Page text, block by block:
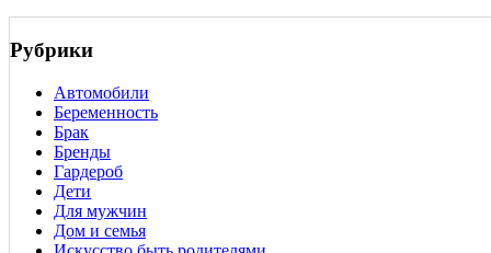
Рубрики
Автомобили
Беременность
Брак
Бренды
Гардероб
Дети
Для мужчин
Дом и семья